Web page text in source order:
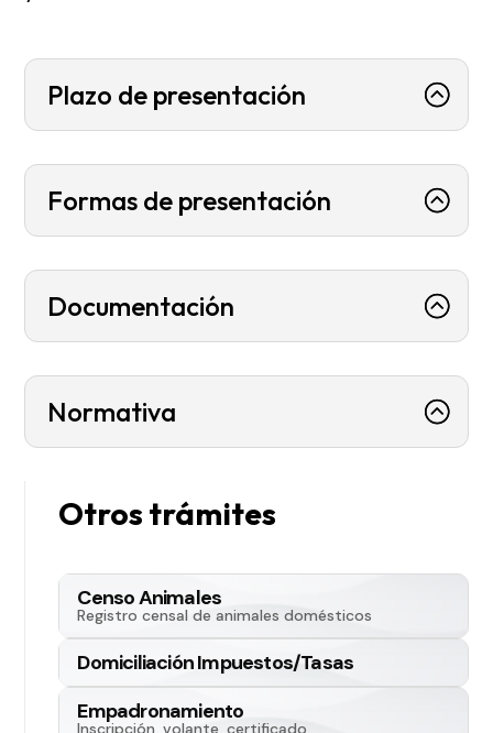
Plazo de presentación
Formas de presentación
Documentación
Normativa
Otros trámites
Censo Animales
Registro censal de animales domésticos
Domiciliación Impuestos/Tasas
Empadronamiento
Inscripción, volante, certificado